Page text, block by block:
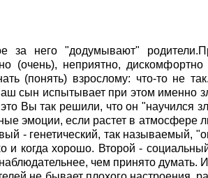
за него "додумывают"
(очень), неприятно,
(понять) взрослому: что-то не
сын испытывает при этом именно
Вы так решили, что он "научился
эмоции, если растет в атмосфере
- генетический, так называемый,
и когда хорошо. Второй -
чем принято думать.